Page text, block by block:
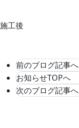
施工後
前のブログ記事へ
お知らせTOPへ
次のブログ記事へ